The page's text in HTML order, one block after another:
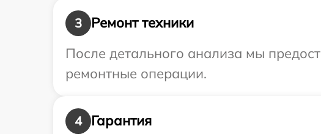
3
Ремонт техники
После детального анализа мы
ремонтные операции.
4
Гарантия